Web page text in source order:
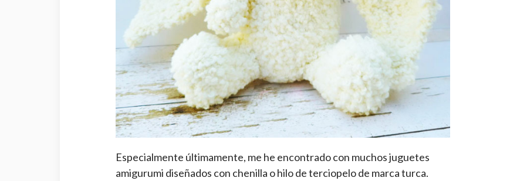
Especialmente últimamente, me he encontrado con muchos juguetes
amigurumi diseñados con chenilla o hilo de terciopelo de marca turca.